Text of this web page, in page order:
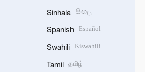
Sinhala සිංහල
Spanish Español
Swahili Kiswahili
Tamil தமிழ்